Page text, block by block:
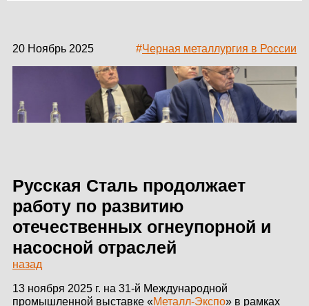
КАЛЬКУЛЯТОР
МЕТАЛЛОКОНСТРУКЦИЙ
КАЛЬКУЛЯТОР
ПРОЕКТИРОВАНИЕ
БЫСТРОВОЗВОДИМЫЕ
ЗДАНИЯ
20 Ноябрь 2025 #Черная металлургия в России
Русская Сталь продолжает
работу по развитию
отечественных огнеупорной и
насосной отраслей
назад
13 ноября 2025 г. на 31-й Международной
промышленной выставке «Металл-Экспо» в рамках